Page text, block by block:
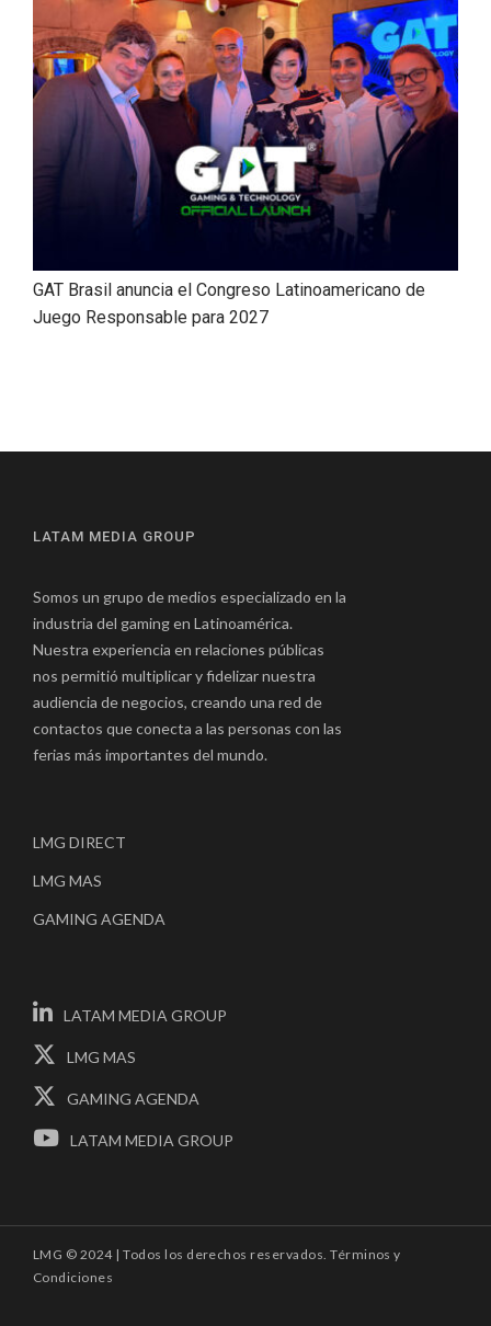
GAT Brasil anuncia el Congreso Latinoamericano de
Juego Responsable para 2027
LATAM MEDIA GROUP
Somos un grupo de medios especializado en la
industria del gaming en Latinoamérica.
Nuestra experiencia en relaciones públicas
nos permitió multiplicar y fidelizar nuestra
audiencia de negocios, creando una red de
contactos que conecta a las personas con las
ferias más importantes del mundo.
LMG DIRECT
LMG MAS
GAMING AGENDA
LATAM MEDIA GROUP
LMG MAS
GAMING AGENDA
LATAM MEDIA GROUP
LMG © 2024 | Todos los derechos reservados.Términos y
Condiciones